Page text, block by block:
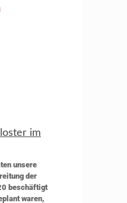
im
unsere
der
beschäftigt
waren,